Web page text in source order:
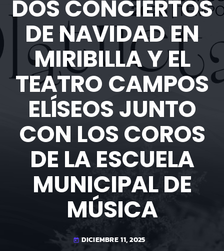
DOS CONCIERTOS
DE NAVIDAD EN
MIRIBILLA Y EL
TEATRO CAMPOS
ELÍSEOS JUNTO
CON LOS COROS
DE LA ESCUELA
MUNICIPAL DE
MÚSICA
today DICIEMBRE 11, 2025